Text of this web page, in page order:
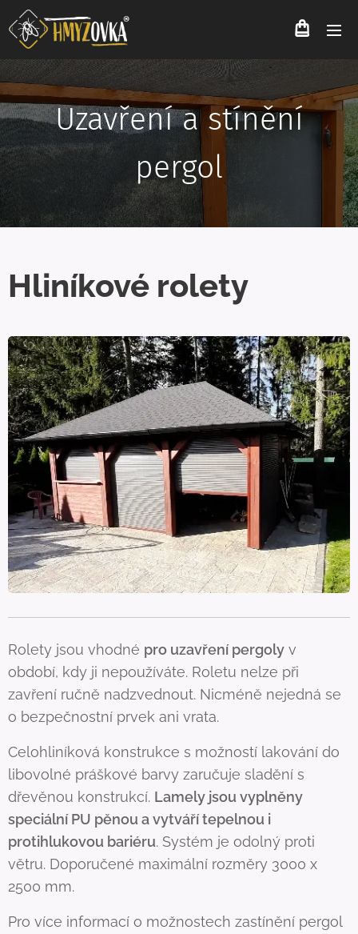
Uzavření a stínění
pergol
Hliníkové rolety
Rolety jsou vhodné pro uzavření pergoly v
období, kdy ji nepoužíváte. Roletu nelze při
zavření ručně nadzvednout. Nicméně nejedná se
o bezpečnostní prvek ani vrata.
Celohliníková konstrukce s možností lakování do
libovolné práškové barvy zaručuje sladění s
dřevěnou konstrukcí. Lamely jsou vyplněny
speciální PU pěnou a vytváří tepelnou i
protihlukovou bariéru. Systém je odolný proti
větru. Doporučené maximální rozměry 3000 x
2500 mm.
Pro více informací o možnostech zastínění pergol